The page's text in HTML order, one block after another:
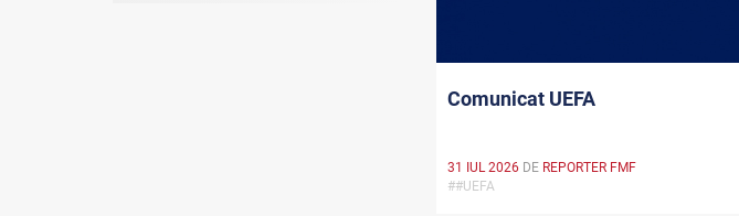
Comunicat UEFA
31 IUL 2026DE REPORTER FMF
##UEFA